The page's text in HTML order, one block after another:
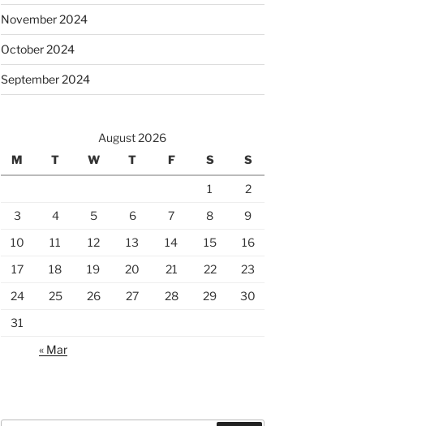
November 2024
October 2024
September 2024
August 2026
M
T W T F S S
1
2
3
4 5 6 7 8
9
10
11 12 13 14 15
16
17
18 19 20 21 22
23
24
25 26 27 28 29
30
31
« Mar